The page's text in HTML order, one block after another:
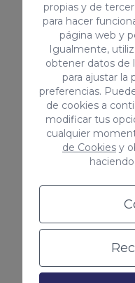
propias y de
para hacer
página web y
Igualmente,
obtener datos de
para ajustar la
preferencias.
de cookies a
modificar tus
cualquier
de Cookies y
y de
Nuestros
con un
saben
con
textos más
una